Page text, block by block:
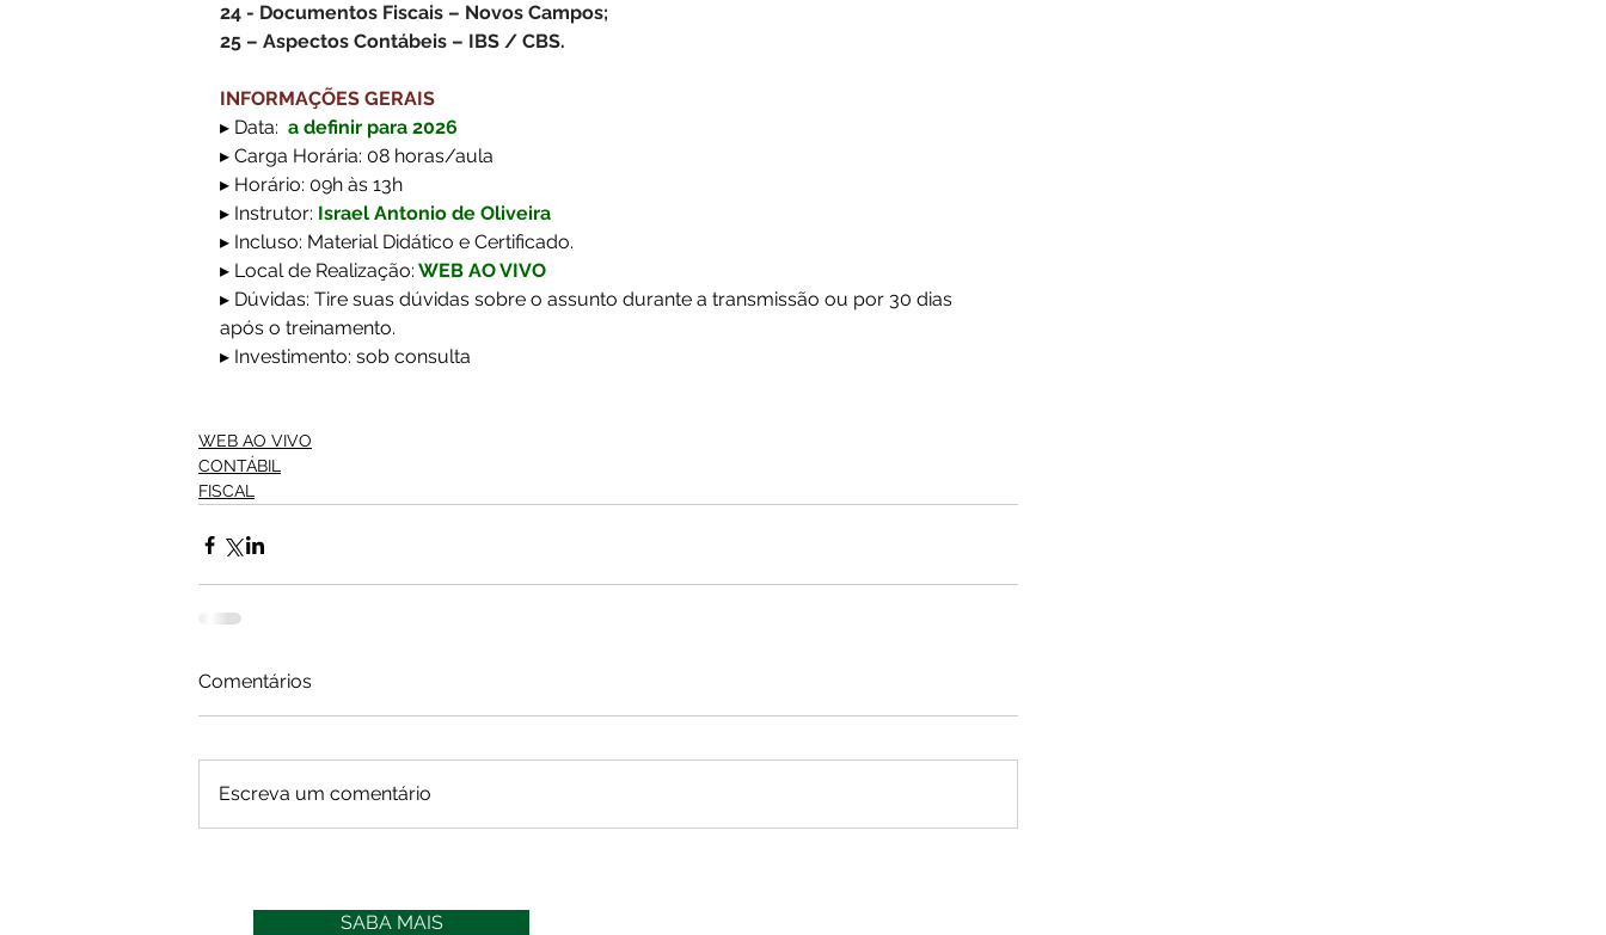
24 - Documentos Fiscais – Novos Campos;
25 – Aspectos Contábeis – IBS / CBS.
INFORMAÇÕES GERAIS
▸ Data: a definir para 2026
▸ Carga Horária: 08 horas/aula
▸ Horário: 09h às 13h
▸ Instrutor: Israel Antonio de Oliveira
▸ Incluso: Material Didático e Certificado.
▸ Local de Realização: WEB AO VIVO
▸ Dúvidas: Tire suas dúvidas sobre o assunto durante a transmissão ou por 30 dias
após o treinamento.
▸ Investimento: sob consulta
WEB AO VIVO
CONTÁBIL
FISCAL
Comentários
Escreva um comentário
SABA MAIS